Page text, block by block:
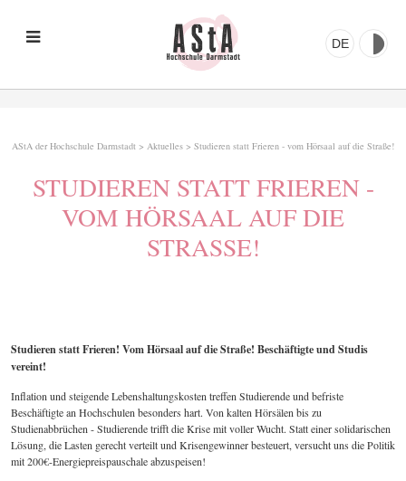
DE
AStA der Hochschule Darmstadt > Aktuelles > Studieren statt Frieren - vom Hörsaal auf die Straße!
STUDIEREN STATT FRIEREN -
VOM HÖRSAAL AUF DIE
STRASSE!
Studieren statt Frieren! Vom Hörsaal auf die Straße! Beschäftigte und Studis
vereint!
Inflation und steigende Lebenshaltungskosten treffen Studierende und befriste
Beschäftigte an Hochschulen besonders hart. Von kalten Hörsälen bis zu
Studienabbrüchen - Studierende trifft die Krise mit voller Wucht. Statt einer solidarischen
Lösung, die Lasten gerecht verteilt und Krisengewinner besteuert, versucht uns die Politik
mit 200€-Energiepreispauschale abzuspeisen!